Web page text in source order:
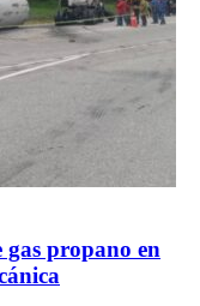
propano en